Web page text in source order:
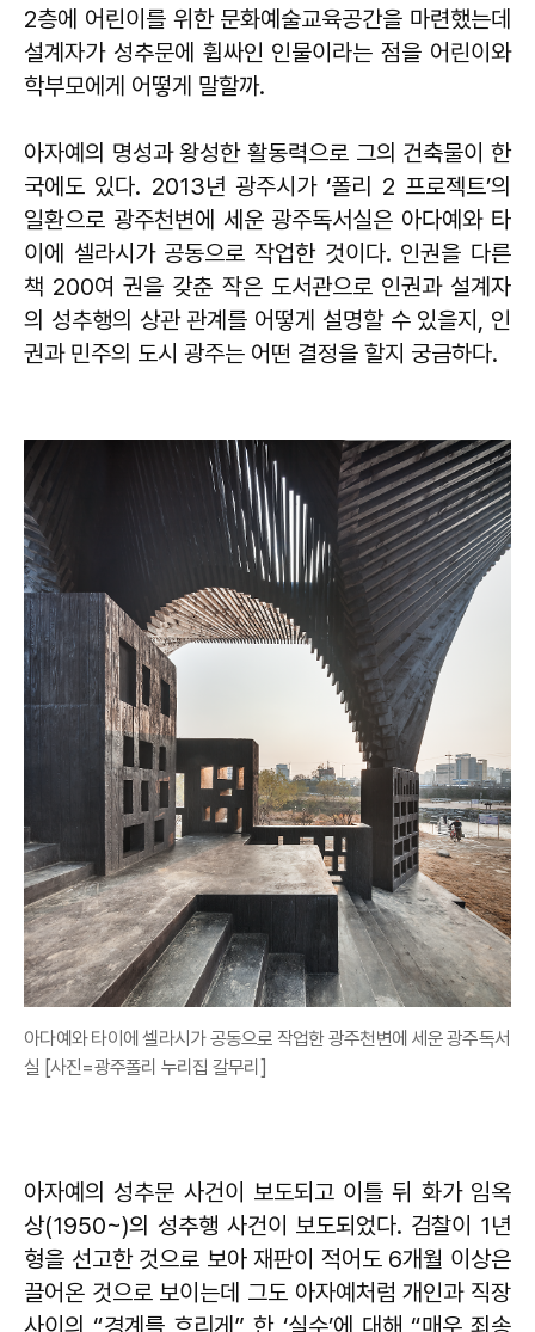
2층에 어린이를 위한 문화예술교육공간을 마련했는데
설계자가 성추문에 휩싸인 인물이라는 점을 어린이와
학부모에게 어떻게 말할까.
아자예의 명성과 왕성한 활동력으로 그의 건축물이 한
국에도 있다. 2013년 광주시가 ‘폴리 2 프로젝트’의
일환으로 광주천변에 세운 광주독서실은 아다예와 타
이에 셀라시가 공동으로 작업한 것이다. 인권을 다른
책 200여 권을 갖춘 작은 도서관으로 인권과 설계자
의 성추행의 상관 관계를 어떻게 설명할 수 있을지, 인
권과 민주의 도시 광주는 어떤 결정을 할지 궁금하다.
아다예와 타이에 셀라시가 공동으로 작업한 광주천변에 세운 광주독서
실 [사진=광주폴리 누리집 갈무리]
아자예의 성추문 사건이 보도되고 이틀 뒤 화가 임옥
상(1950~)의 성추행 사건이 보도되었다. 검찰이 1년
형을 선고한 것으로 보아 재판이 적어도 6개월 이상은
끌어온 것으로 보이는데 그도 아자예처럼 개인과 직장
사이의 “경계를 흐리게” 한 ‘실수’에 대해 “매우 죄송